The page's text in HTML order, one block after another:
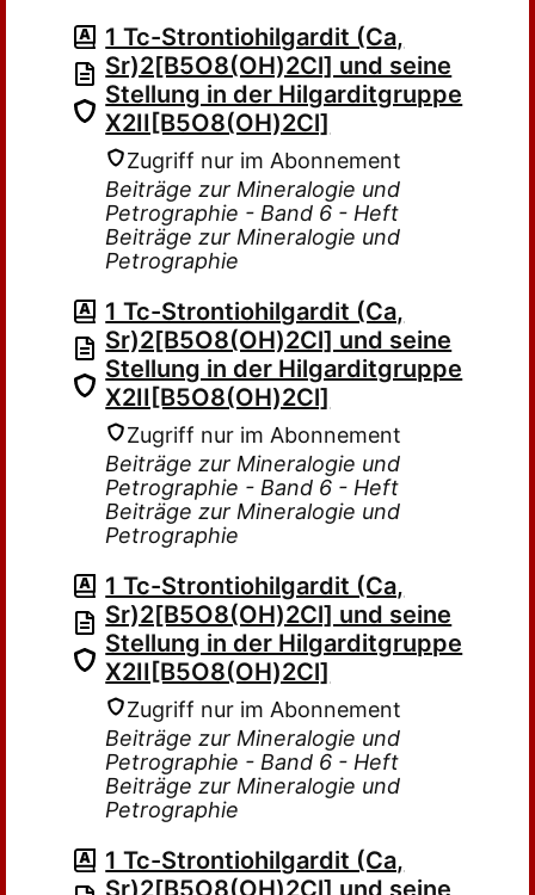
1 Tc-Strontiohilgardit (Ca,
Sr)2[B5O8(OH)2Cl] und seine
Stellung in der Hilgarditgruppe
X2II[B5O8(OH)2Cl]
Zugriff nur im Abonnement
Beiträge zur Mineralogie und
Petrographie - Band 6 - Heft
Beiträge zur Mineralogie und
Petrographie
1 Tc-Strontiohilgardit (Ca,
Sr)2[B5O8(OH)2Cl] und seine
Stellung in der Hilgarditgruppe
X2II[B5O8(OH)2Cl]
Zugriff nur im Abonnement
Beiträge zur Mineralogie und
Petrographie - Band 6 - Heft
Beiträge zur Mineralogie und
Petrographie
1 Tc-Strontiohilgardit (Ca,
Sr)2[B5O8(OH)2Cl] und seine
Stellung in der Hilgarditgruppe
X2II[B5O8(OH)2Cl]
Zugriff nur im Abonnement
Beiträge zur Mineralogie und
Petrographie - Band 6 - Heft
Beiträge zur Mineralogie und
Petrographie
1 Tc-Strontiohilgardit (Ca,
Sr)2[B5O8(OH)2Cl] und seine